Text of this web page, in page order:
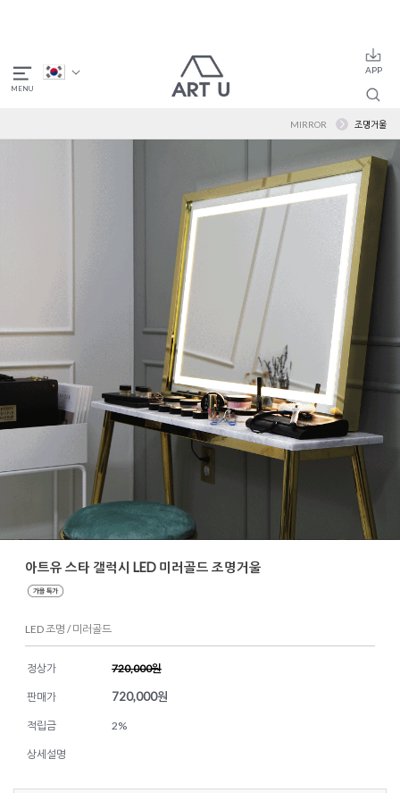
MIRROR 조명거울
아트유 스타 갤럭시 LED 미러골드 조명거울
LED 조명 / 미러골드
정상가 720,000원
판매가 720,000원
적립금 2%
상세설명